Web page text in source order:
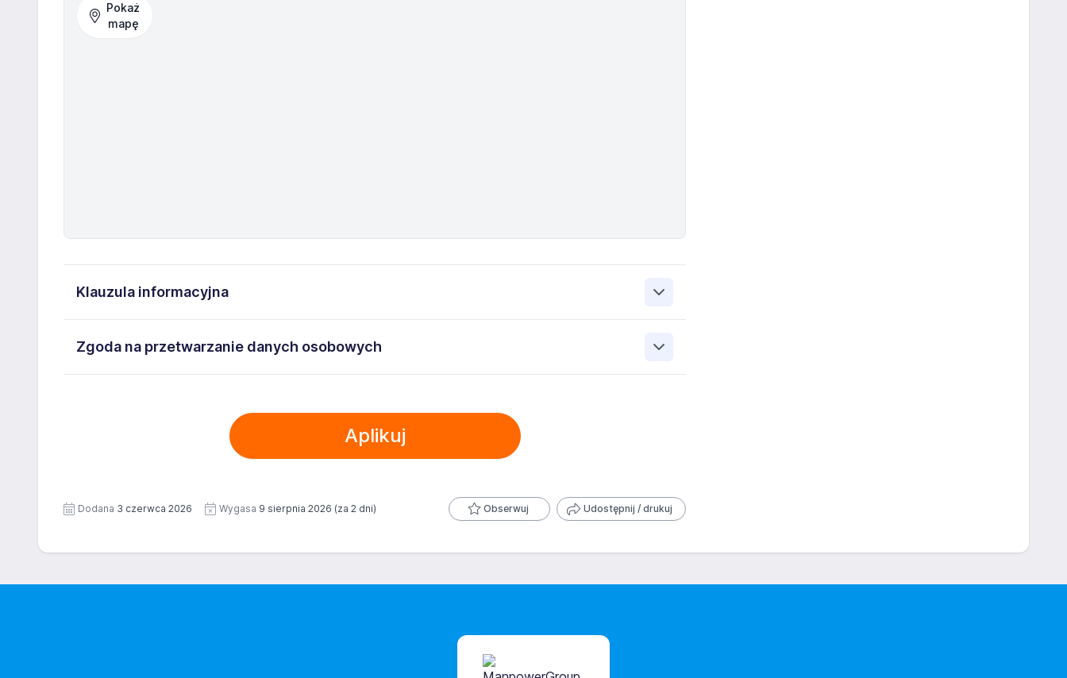
Pokaż
mapę
Klauzula informacyjna
5262493733. Moje dane osobowe przetwarzane są w celu rekrutacji przez Administratora. Wiem, że przysługują
przenoszenia danych. Więcej informacji na temat przetwarzania danych osobowych, znajduje się w Polityce
Zgoda na przetwarzanie danych osobowych
Warszawa ul. Prosta 68, NIP: 5262493733 zawartych w załączonych dokumentach aplikacyjnych (w tym
wizerunku), na potrzeby bieżącej rekrutacji. Zgoda jest dobrowolna i może być w każdym czasie wycofana.
Dodatkowo wyrażam zgodę na przetwarzanie moich danych osobowych zawartych w załączonych
Zgoda jest dobrowolna i może być w każdym czasie wycofana.
Aplikuj
Dodana 3 czerwca 2026 Wygasa 9 sierpnia 2026 (za 2 dni) Obserwuj Udostępnij / drukuj